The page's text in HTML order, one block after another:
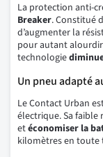
La protection anti-
Breaker. Constitué
d’augmenter la
pour autant
technologie
Un pneu adapté
Le Contact Urban
électrique. Sa
etéconomiser la
kilomètres en